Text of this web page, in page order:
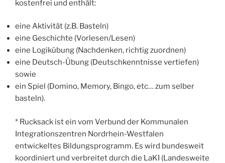
kostenfrei und enthält:
eine Aktivität (z.B. Basteln)
eine Geschichte (Vorlesen/Lesen)
eine Logikübung (Nachdenken, richtig zuordnen)
eine Deutsch-Übung (Deutschkenntnisse vertiefen)
sowie
ein Spiel (Domino, Memory, Bingo, etc… zum selber
basteln).
* Rucksack ist ein vom Verbund der Kommunalen
Integrationszentren Nordrhein-Westfalen
entwickeltes Bildungsprogramm. Es wird bundesweit
koordiniert und verbreitet durch die LaKI (Landesweite